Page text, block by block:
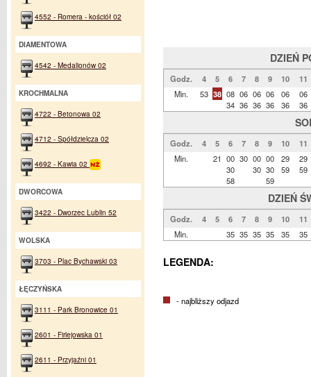
DZIEŃ
Godz. 4 5 6 7 8 9 10
11
Min.
53 38 08
34
06
36
06
36
06
36
06
36
06
36
Godz. 4 5 6 7 8 9 10
11
Min.
21 00
30
58
30 00
30
00
30
59
29
59
29
59
DZIEŃ
Godz. 4 5 6 7 8 9 10
11
Min.
35 35 35 35 35 35
LEGENDA:
- najbliższy odjazd
4552 - Romera - kościół 02
DIAMENTOWA
4542 - Medalionów 02
KROCHMALNA
4722 - Betonowa 02
4712 - Spółdzielcza 02
4692 - Kawia 02
DWORCOWA
3422 - Dworzec Lublin 52
WOLSKA
3703 - Plac Bychawski 03
ŁĘCZYŃSKA
3111 - Park Bronowice 01
2601 - Firlejowska 01
2611 - Przyjaźni 01